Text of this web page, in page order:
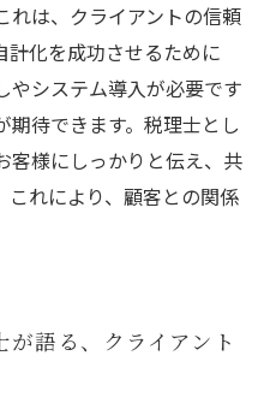
れは、クライアントの信頼
計化を成功させるために
やシステム導入が必要です
待できます。税理士とし
客様にしっかりと伝え、共
これにより、顧客との関係
語る、クライアント